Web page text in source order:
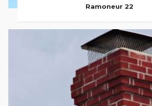
Ramoneur 22